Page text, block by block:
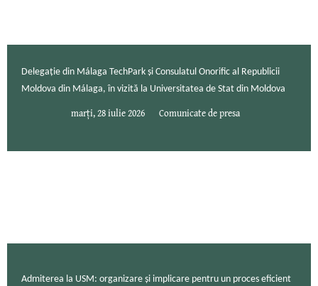
Delegație din Málaga TechPark și Consulatul Onorific al Republicii
Moldova din Málaga, în vizită la Universitatea de Stat din Moldova
marți, 28 iulie 2026 Comunicate de presa
Admiterea la USM: organizare și implicare pentru un proces eficient